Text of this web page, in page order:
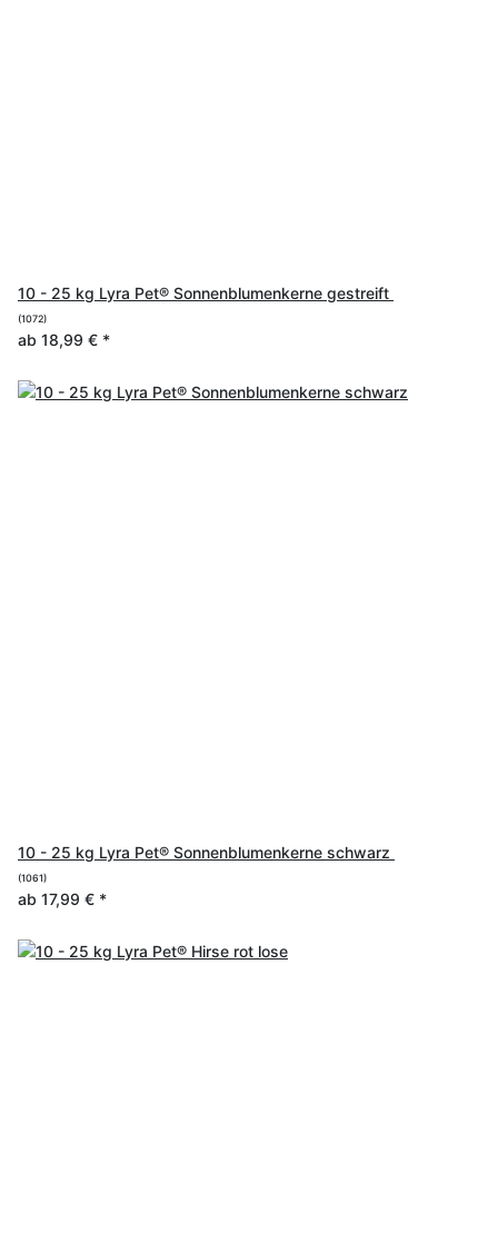
10 - 25 kg Lyra Pet® Sonnenblumenkerne gestreift
(1072)
ab 18,99 € *
10 - 25 kg Lyra Pet® Sonnenblumenkerne schwarz
(1061)
ab 17,99 € *